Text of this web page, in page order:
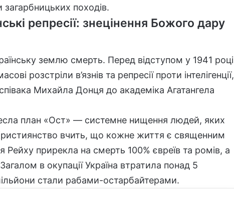
походів.
репресії: знецінення Божого дару
землю смерть. Перед відступом у 1941 році
розстріли в’язнів та репресії проти інтелігенції,
Михайла Донця до академіка Агатангела
план «Ост» — системне нищення людей, яких
вчить, що кожне життя є священним
Рейху прирекла на смерть 100% євреїв та ромів, а
в окупації Україна втратила понад 5
стали рабами-остарбайтерами.